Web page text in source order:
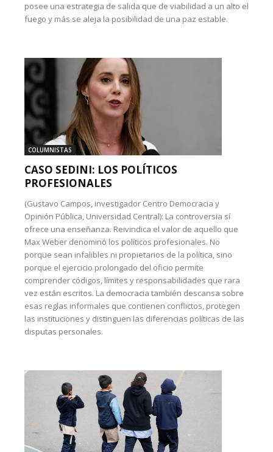
posee una estrategia de salida que de viabilidad a un alto el
fuego y más se aleja la posibilidad de una paz estable.
COLUMNISTAS
CASO SEDINI: LOS POLÍTICOS
PROFESIONALES
(Gustavo Campos, investigador Centro Democracia y
Opinión Pública, Universidad Central): La controversia sí
ofrece una enseñanza. Reivindica el valor de aquello que
Max Weber denominó los políticos profesionales. No
porque sean infalibles ni propietarios de la política, sino
porque el ejercicio prolongado del oficio permite
comprender códigos, límites y responsabilidades que rara
vez están escritos. La democracia también descansa sobre
esas reglas informales que contienen conflictos, protegen
las instituciones y distinguen las diferencias políticas de las
disputas personales.